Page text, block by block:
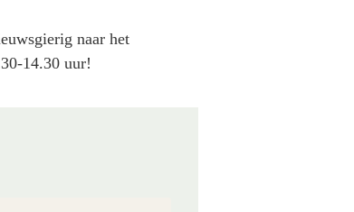
naar het
14.30 uur!